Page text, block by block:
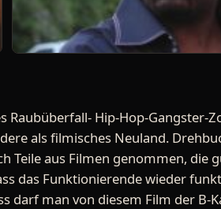
Raubüberfall- Hip-Hop-Gangster-
als filmisches Neuland.
Teile aus Filmen genommen, die
das Funktionierende wieder
darf man von diesem Film der B-